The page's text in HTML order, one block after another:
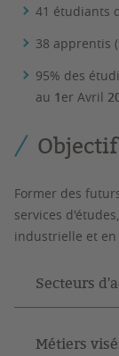
41 étudiants
38 apprentis
95% des
au 1 er Avril
Former des
services
industrielle et
Secteurs
Métiers